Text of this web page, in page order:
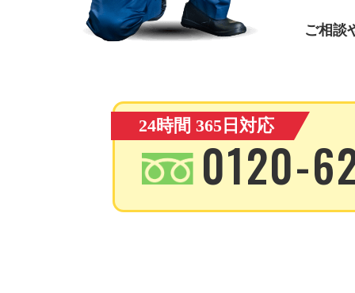
ご相談
24時間 365日対応
0120-